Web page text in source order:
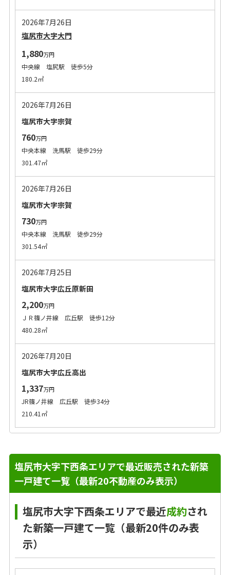
2026年7月26日
塩尻市大字大門
1,880万円
中央線 塩尻駅 徒歩5分
180.2㎡
2026年7月26日
塩尻市大字宗賀
760万円
中央本線 洗馬駅 徒歩29分
301.47㎡
2026年7月26日
塩尻市大字宗賀
730万円
中央本線 洗馬駅 徒歩29分
301.54㎡
2026年7月25日
塩尻市大字広丘原新田
2,200万円
ＪＲ篠ノ井線 広丘駅 徒歩12分
480.28㎡
2026年7月20日
塩尻市大字広丘高出
1,337万円
JR篠ノ井線 広丘駅 徒歩34分
210.41㎡
塩尻市大字下西条エリアで最近販売された新築
一戸建て一覧（最新20不動産のみ表示）
塩尻市大字下西条エリアで最近成約され
た新築一戸建て一覧（最新20件のみ表
示）